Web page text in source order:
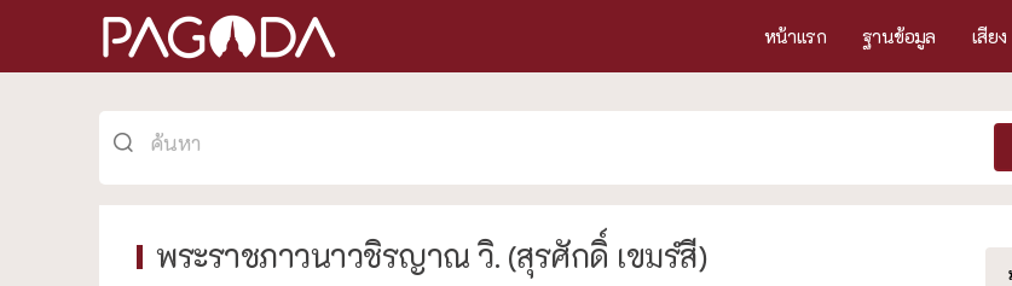
หน้าแรก ฐานข้อมูล เสียง
พระราชภาวนาวชิรญาณ วิ. (สุรศักดิ์ เขมรํสี)